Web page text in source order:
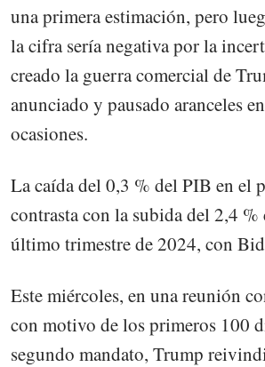
una primera estimación, pero
la cifra sería negativa por la
creado la guerra comercial de
anunciado y pausado aranceles
ocasiones.
La caída del 0,3 % del PIB en el
contrasta con la subida del 2,4 %
último trimestre de 2024, con
Este miércoles, en una reunión
con motivo de los primeros 100
segundo mandato, Trump